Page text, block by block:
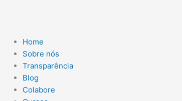
conteúdoHome
Sobre nós
Transparência
Blog
Colabore